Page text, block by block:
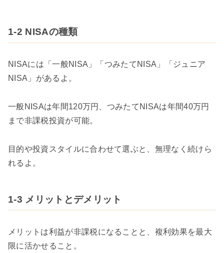
1-2 NISAの種類
NISAには「一般NISA」「つみたてNISA」「ジュニア
NISA」があるよ。
一般NISAは年間120万円、つみたてNISAは年間40万円
まで非課税投資が可能。
目的や投資スタイルに合わせて選ぶと、無理なく続けら
れるよ。
1-3 メリットとデメリット
メリットは利益が非課税になることと、複利効果を最大
限に活かせること。